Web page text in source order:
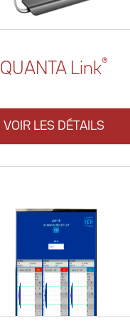
QUANTA Link®
VOIR LES DÉTAILS